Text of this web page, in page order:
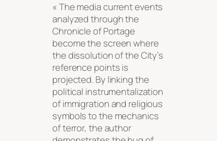
« The media current events
analyzed through the
Chronicle of Portage
become the screen where
the dissolution of the City’s
reference points is
projected. By linking the
political instrumentalization
of immigration and religious
symbols to the mechanics
of terror, the author